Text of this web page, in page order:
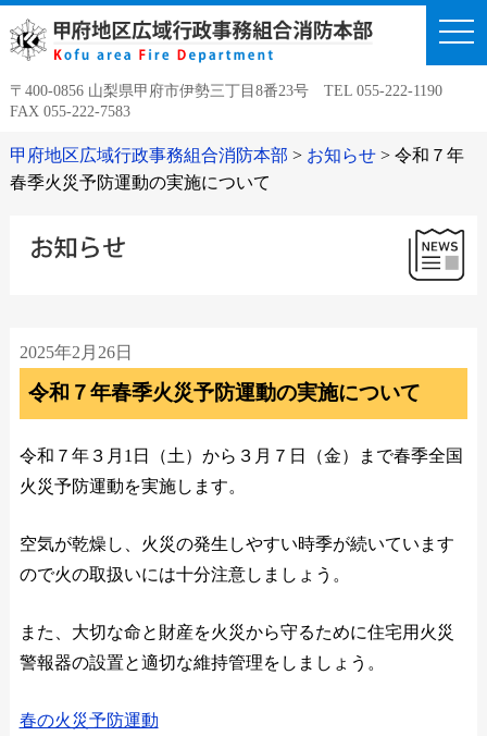
〒400-0856 山梨県甲府市伊勢三丁目8番23号 TEL 055-222-1190
FAX 055-222-7583
甲府地区広域行政事務組合消防本部 > お知らせ> 令和７年
春季火災予防運動の実施について
2025年2月26日
令和７年春季火災予防運動の実施について
令和７年３月1日（土）から３月７日（金）まで春季全国
火災予防運動を実施します。
空気が乾燥し、火災の発生しやすい時季が続いています
ので火の取扱いには十分注意しましょう。
また、大切な命と財産を火災から守るために住宅用火災
警報器の設置と適切な維持管理をしましょう。
春の火災予防運動